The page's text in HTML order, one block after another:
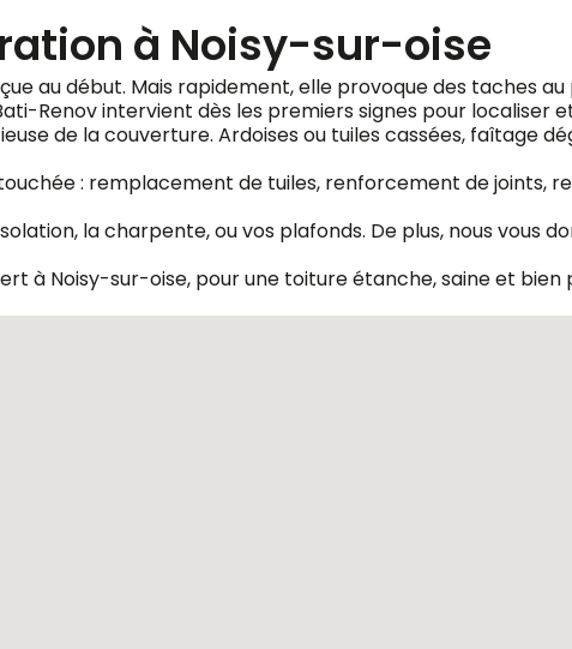
à Noisy-sur-oise
au début. Mais rapidement, elle provoque des taches au
Renov intervient dès les premiers signes pour localiser
de la couverture. Ardoises ou tuiles cassées, faîtage
: remplacement de tuiles, renforcement de joints,
la charpente, ou vos plafonds. De plus, nous vous
à Noisy-sur-oise, pour une toiture étanche, saine et bien